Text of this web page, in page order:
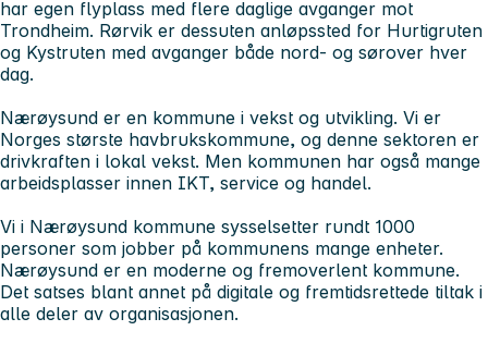
har egen flyplass med flere daglige avganger mot
Trondheim. Rørvik er dessuten anløpssted for Hurtigruten
og Kystruten med avganger både nord- og sørover hver
dag.
Nærøysund er en kommune i vekst og utvikling. Vi er
Norges største havbrukskommune, og denne sektoren er
drivkraften i lokal vekst. Men kommunen har også mange
arbeidsplasser innen IKT, service og handel.
Vi i Nærøysund kommune sysselsetter rundt 1000
personer som jobber på kommunens mange enheter.
Nærøysund er en moderne og fremoverlent kommune.
Det satses blant annet på digitale og fremtidsrettede tiltak i
alle deler av organisasjonen.